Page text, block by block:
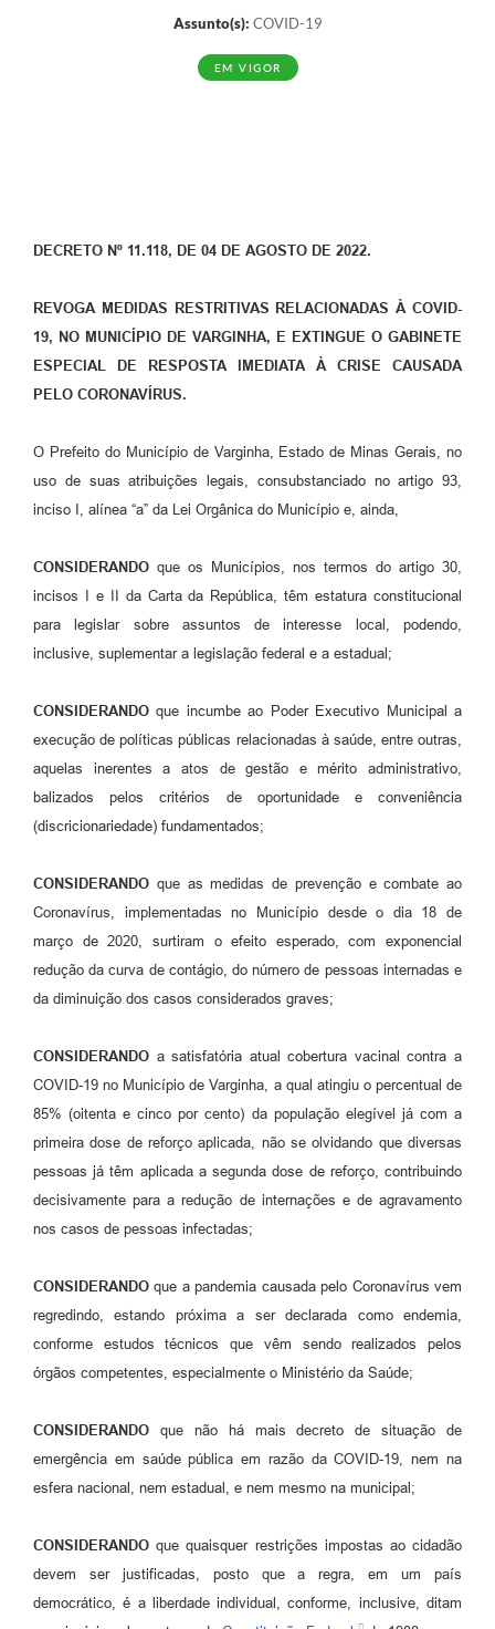
Assunto(s): COVID-19
EM VIGOR
DECRETO Nº 11.118, DE 04 DE AGOSTO DE 2022.
REVOGA MEDIDAS RESTRITIVAS RELACIONADAS À COVID-
19, NO MUNICÍPIO DE VARGINHA, E EXTINGUE O GABINETE
ESPECIAL DE RESPOSTA IMEDIATA À CRISE CAUSADA
PELO CORONAVÍRUS.
O Prefeito do Município de Varginha, Estado de Minas Gerais, no
uso de suas atribuições legais, consubstanciado no artigo 93,
inciso I, alínea “a” da Lei Orgânica do Município e, ainda,
CONSIDERANDO que os Municípios, nos termos do artigo 30,
incisos I e II da Carta da República, têm estatura constitucional
para legislar sobre assuntos de interesse local, podendo,
inclusive, suplementar a legislação federal e a estadual;
CONSIDERANDO que incumbe ao Poder Executivo Municipal a
execução de políticas públicas relacionadas à saúde, entre outras,
aquelas inerentes a atos de gestão e mérito administrativo,
balizados pelos critérios de oportunidade e conveniência
(discricionariedade) fundamentados;
CONSIDERANDO que as medidas de prevenção e combate ao
Coronavírus, implementadas no Município desde o dia 18 de
março de 2020, surtiram o efeito esperado, com exponencial
redução da curva de contágio, do número de pessoas internadas e
da diminuição dos casos considerados graves;
CONSIDERANDO a satisfatória atual cobertura vacinal contra a
COVID-19 no Município de Varginha, a qual atingiu o percentual de
85% (oitenta e cinco por cento) da população elegível já com a
primeira dose de reforço aplicada, não se olvidando que diversas
pessoas já têm aplicada a segunda dose de reforço, contribuindo
decisivamente para a redução de internações e de agravamento
nos casos de pessoas infectadas;
CONSIDERANDO que a pandemia causada pelo Coronavírus vem
regredindo, estando próxima a ser declarada como endemia,
conforme estudos técnicos que vêm sendo realizados pelos
órgãos competentes, especialmente o Ministério da Saúde;
CONSIDERANDO que não há mais decreto de situação de
emergência em saúde pública em razão da COVID-19, nem na
esfera nacional, nem estadual, e nem mesmo na municipal;
CONSIDERANDO que quaisquer restrições impostas ao cidadão
devem ser justificadas, posto que a regra, em um país
democrático, é a liberdade individual, conforme, inclusive, ditam